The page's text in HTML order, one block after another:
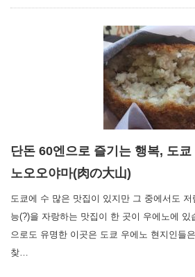
단돈 60엔으로 즐기는 행복, 도
노오오야마(肉の大山)
도쿄에 수 많은 맛집이 있지만 그 중에서도
능(?)을 자랑하는 맛집이 한 곳이 우에노에 있
으로도 유명한 이곳은 도쿄 우에노 현지인들
찾…